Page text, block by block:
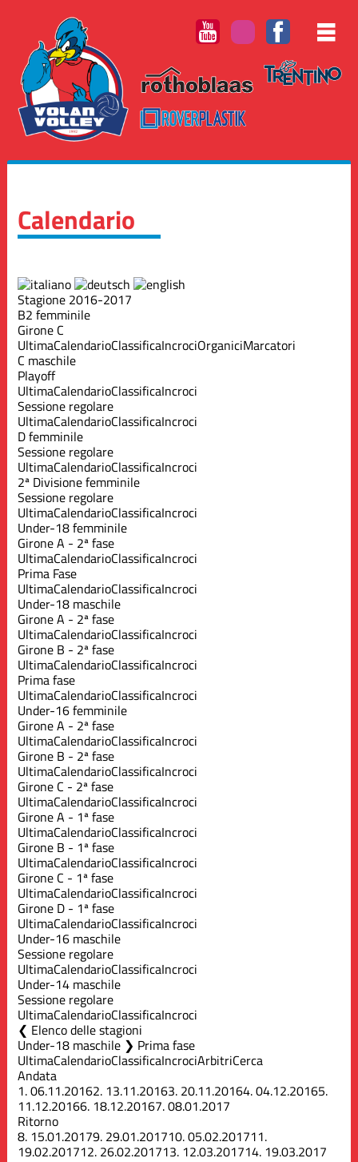
Calendario
Stagione 2016-2017
B2 femminile
Girone C
UltimaCalendarioClassificaIncrociOrganiciMarcatori
C maschile
Playoff
UltimaCalendarioClassificaIncroci
Sessione regolare
UltimaCalendarioClassificaIncroci
D femminile
Sessione regolare
UltimaCalendarioClassificaIncroci
2ª Divisione femminile
Sessione regolare
UltimaCalendarioClassificaIncroci
Under-18 femminile
Girone A - 2ª fase
UltimaCalendarioClassificaIncroci
Prima Fase
UltimaCalendarioClassificaIncroci
Under-18 maschile
Girone A - 2ª fase
UltimaCalendarioClassificaIncroci
Girone B - 2ª fase
UltimaCalendarioClassificaIncroci
Prima fase
UltimaCalendarioClassificaIncroci
Under-16 femminile
Girone A - 2ª fase
UltimaCalendarioClassificaIncroci
Girone B - 2ª fase
UltimaCalendarioClassificaIncroci
Girone C - 2ª fase
UltimaCalendarioClassificaIncroci
Girone A - 1ª fase
UltimaCalendarioClassificaIncroci
Girone B - 1ª fase
UltimaCalendarioClassificaIncroci
Girone C - 1ª fase
UltimaCalendarioClassificaIncroci
Girone D - 1ª fase
UltimaCalendarioClassificaIncroci
Under-16 maschile
Sessione regolare
UltimaCalendarioClassificaIncroci
Under-14 maschile
Sessione regolare
UltimaCalendarioClassificaIncroci
Elenco delle stagioni
Under-18 maschile ❯ Prima fase
UltimaCalendarioClassificaIncrociArbitriCerca
Andata
1.06.11.20162. 13.11.20163. 20.11.20164.04.12.20165.
11.12.20166. 18.12.20167.08.01.2017
Ritorno
8. 15.01.20179. 29.01.201710.05.02.201711.
19.02.201712. 26.02.201713. 12.03.201714. 19.03.2017